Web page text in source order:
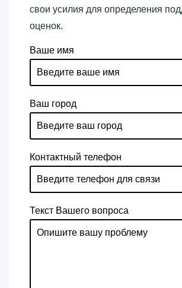
свои усилия для определения
оценок.
Ваше имя
Ваш город
Контактный телефон
Текст Вашего вопроса